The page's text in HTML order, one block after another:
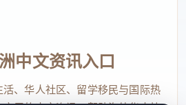
田间看谷物生长，探访酒厂观
杯威士忌”的全过程。
冷水环境为产业发展提供了
中文资讯入口
、华人社区、留学移民与国际热